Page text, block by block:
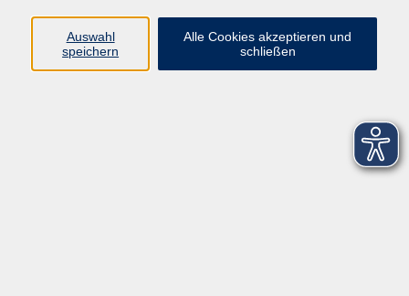
Auswahl
speichern
Alle Cookies akzeptieren und
schließen